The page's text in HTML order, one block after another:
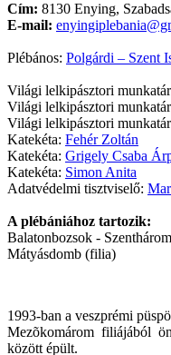
Cím: 8130 Enying,
E-mail:
Plébános: Polgárdi – Szent
Világi lelkipásztori
Világi lelkipásztori
Világi lelkipásztori
Katekéta: Fehér Zoltán
Katekéta: Grigely Csaba
Katekéta: Simon Anita
Adatvédelmi tisztviselő:
A plébániához tartozik:
Balatonbozsok -
Mátyásdomb (filia)
1993-ban a veszprémi
Mezõkomárom filiájából
között épült.